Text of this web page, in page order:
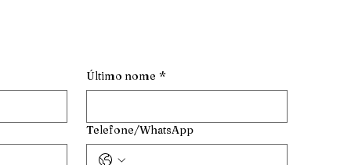
Último nome *
Telefone/WhatsApp